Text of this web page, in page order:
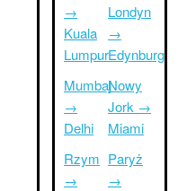
→
Kuala
Lumpur
Mumbaj
→
Delhi
Rzym
→
Londyn
→
Edynburg
Nowy
Jork →
Miami
Paryż
→